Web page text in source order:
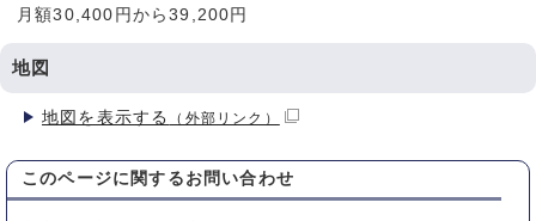
月額30,400円から39,200円
地図
地図を表示する （外部リンク）
このページに関する お問い合わせ